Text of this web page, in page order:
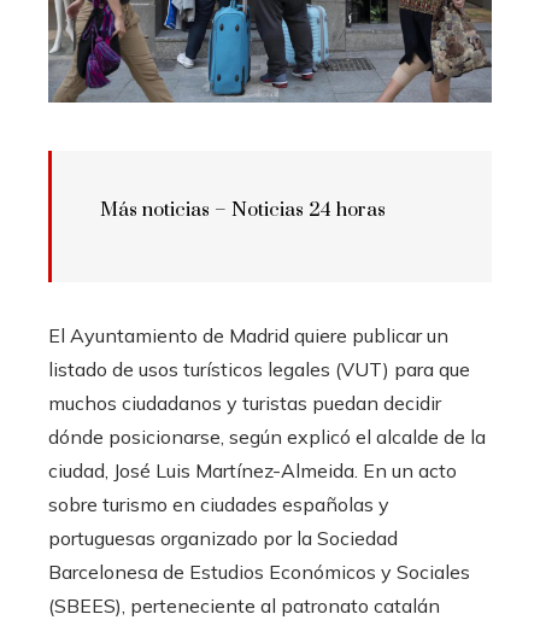
Más noticias – Noticias 24 horas
El Ayuntamiento de Madrid quiere publicar un
listado de usos turísticos legales (VUT) para que
muchos ciudadanos y turistas puedan decidir
dónde posicionarse, según explicó el alcalde de la
ciudad, José Luis Martínez-Almeida. En un acto
sobre turismo en ciudades españolas y
portuguesas organizado por la Sociedad
Barcelonesa de Estudios Económicos y Sociales
(SBEES), perteneciente al patronato catalán